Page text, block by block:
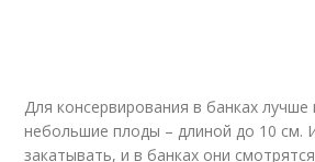
Для консервирования в банках лучше
небольшие плоды – длиной до 10 см.
закатывать, и в банках они